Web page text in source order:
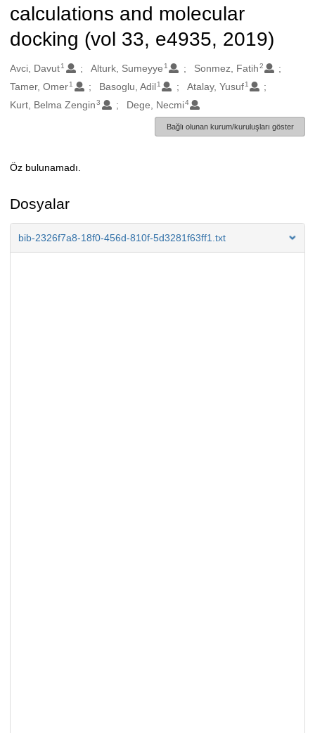
calculations and molecular
docking (vol 33, e4935, 2019)
Oluşturanlar
Avci, Davut1 Alturk, Sumeyye 1 Sonmez, Fatih2
Tamer, Omer1 Basoglu, Adil 1 Atalay, Yusuf 1
Kurt, Belma Zengin 3 Dege, Necmi4
Bağlı olunan kurum/kuruluşları göster
Açıklama
Öz bulunamadı.
Dosyalar
bib-2326f7a8-18f0-456d-810f-5d3281f63ff1.txt